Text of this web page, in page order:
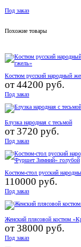
Под заказ
Похожие товары
Костюм русский народный
от44200 руб.
Под заказ
Блузка народная с тесьмой
от3720 руб.
Под заказ
Костюм-стол русский
110000 руб.
Под заказ
Женский плясовой костюм
от38000 руб.
Под заказ